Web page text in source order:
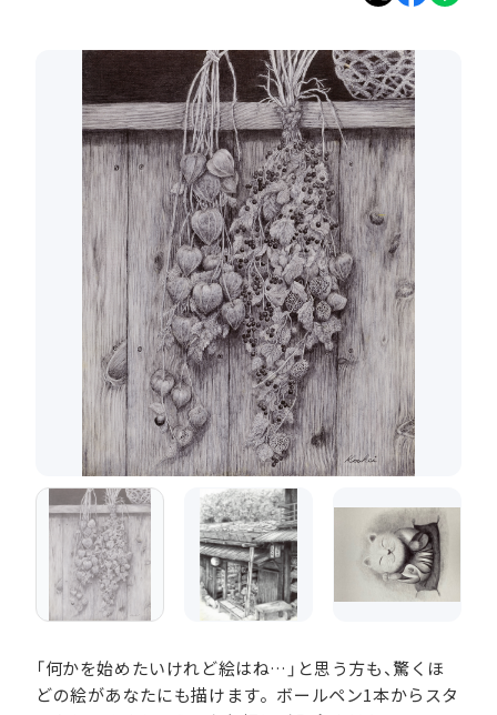
「何かを始めたいけれど絵はね…」と思う方も、驚くほ
どの絵があなたにも描けます。ボールペン1本からスタ